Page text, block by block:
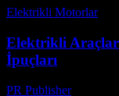
Elektrikli Motorlar-
Elektrikli
İpuçları
PR Publisher-